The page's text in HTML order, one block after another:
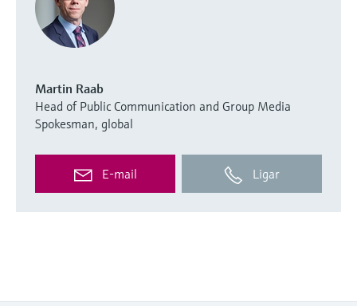
Martin Raab
Head of Public Communication and Group Media
Spokesman, global
E-mail Ligar